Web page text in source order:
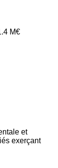
M€
et
exerçant